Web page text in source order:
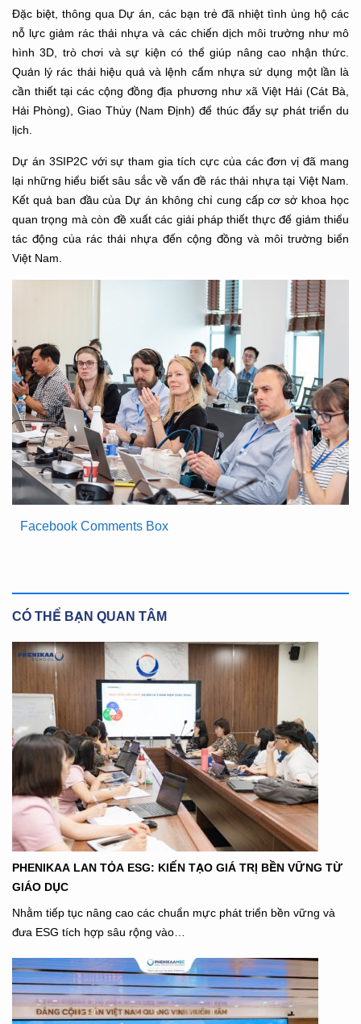
Đặc biệt, thông qua Dự án, các bạn trẻ đã nhiệt tình ủng hộ các
nỗ lực giảm rác thải nhựa và các chiến dịch môi trường như mô
hình 3D, trò chơi và sự kiện có thể giúp nâng cao nhận thức.
Quản lý rác thải hiệu quả và lệnh cấm nhựa sử dụng một lần là
cần thiết tại các cộng đồng địa phương như xã Việt Hải (Cát Bà,
Hải Phòng), Giao Thủy (Nam Định) để thúc đẩy sự phát triển du
lịch.
Dự án 3SIP2C với sự tham gia tích cực của các đơn vị đã mang
lại những hiểu biết sâu sắc về vấn đề rác thải nhựa tại Việt Nam.
Kết quả ban đầu của Dự án không chỉ cung cấp cơ sở khoa học
quan trọng mà còn đề xuất các giải pháp thiết thực để giảm thiểu
tác động của rác thải nhựa đến cộng đồng và môi trường biển
Việt Nam.
Facebook Comments Box
CÓ THỂ BẠN QUAN TÂM
PHENIKAA LAN TỎA ESG: KIẾN TẠO GIÁ TRỊ BỀN VỮNG TỪ
GIÁO DỤC
Nhằm tiếp tục nâng cao các chuẩn mực phát triển bền vững và
đưa ESG tích hợp sâu rộng vào…